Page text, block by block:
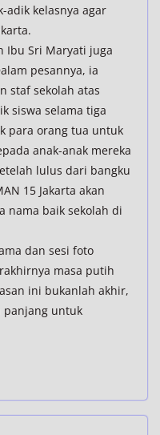
adik kelasnya agar
Ibu Sri Maryati juga
pesannya, ia
staf sekolah atas
siswa selama tiga
para orang tua untuk
anak-anak mereka
lulus dari bangku
15 Jakarta akan
nama baik sekolah di
dan sesi foto
masa putih
ini bukanlah akhir,
panjang untuk